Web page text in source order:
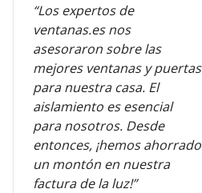
“Los expertos de
ventanas.es nos
asesoraron sobre las
mejores ventanas y puertas
para nuestra casa. El
aislamiento es esencial
para nosotros. Desde
entonces, ¡hemos ahorrado
un montón en nuestra
factura de la luz!”